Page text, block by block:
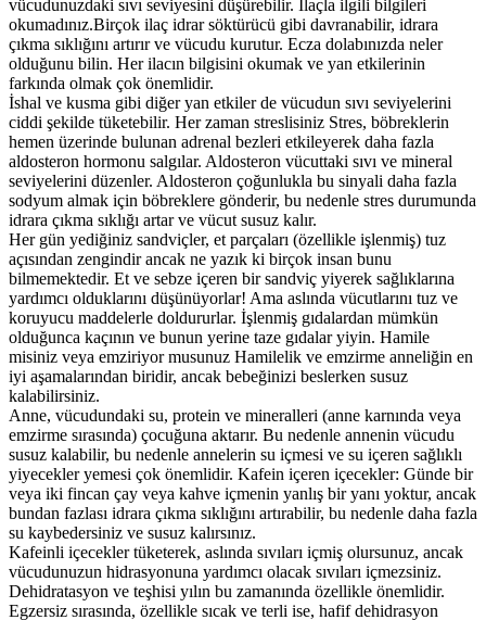
vücudunuzdaki sıvı seviyesini düşürebilir. İlaçla ilgili bilgileri
okumadınız.Birçok ilaç idrar söktürücü gibi davranabilir, idrara
çıkma sıklığını artırır ve vücudu kurutur. Ecza dolabınızda neler
olduğunu bilin. Her ilacın bilgisini okumak ve yan etkilerinin
farkında olmak çok önemlidir.
İshal ve kusma gibi diğer yan etkiler de vücudun sıvı seviyelerini
ciddi şekilde tüketebilir. Her zaman streslisiniz Stres, böbreklerin
hemen üzerinde bulunan adrenal bezleri etkileyerek daha fazla
aldosteron hormonu salgılar. Aldosteron vücuttaki sıvı ve mineral
seviyelerini düzenler. Aldosteron çoğunlukla bu sinyali daha fazla
sodyum almak için böbreklere gönderir, bu nedenle stres durumunda
idrara çıkma sıklığı artar ve vücut susuz kalır.
Her gün yediğiniz sandviçler, et parçaları (özellikle işlenmiş) tuz
açısından zengindir ancak ne yazık ki birçok insan bunu
bilmemektedir. Et ve sebze içeren bir sandviç yiyerek sağlıklarına
yardımcı olduklarını düşünüyorlar! Ama aslında vücutlarını tuz ve
koruyucu maddelerle doldururlar. İşlenmiş gıdalardan mümkün
olduğunca kaçının ve bunun yerine taze gıdalar yiyin. Hamile
misiniz veya emziriyor musunuz Hamilelik ve emzirme anneliğin en
iyi aşamalarından biridir, ancak bebeğinizi beslerken susuz
kalabilirsiniz.
Anne, vücudundaki su, protein ve mineralleri (anne karnında veya
emzirme sırasında) çocuğuna aktarır. Bu nedenle annenin vücudu
susuz kalabilir, bu nedenle annelerin su içmesi ve su içeren sağlıklı
yiyecekler yemesi çok önemlidir. Kafein içeren içecekler: Günde bir
veya iki fincan çay veya kahve içmenin yanlış bir yanı yoktur, ancak
bundan fazlası idrara çıkma sıklığını artırabilir, bu nedenle daha fazla
su kaybedersiniz ve susuz kalırsınız.
Kafeinli içecekler tüketerek, aslında sıvıları içmiş olursunuz, ancak
vücudunuzun hidrasyonuna yardımcı olacak sıvıları içmezsiniz.
Dehidratasyon ve teşhisi yılın bu zamanında özellikle önemlidir.
Egzersiz sırasında, özellikle sıcak ve terli ise, hafif dehidrasyon